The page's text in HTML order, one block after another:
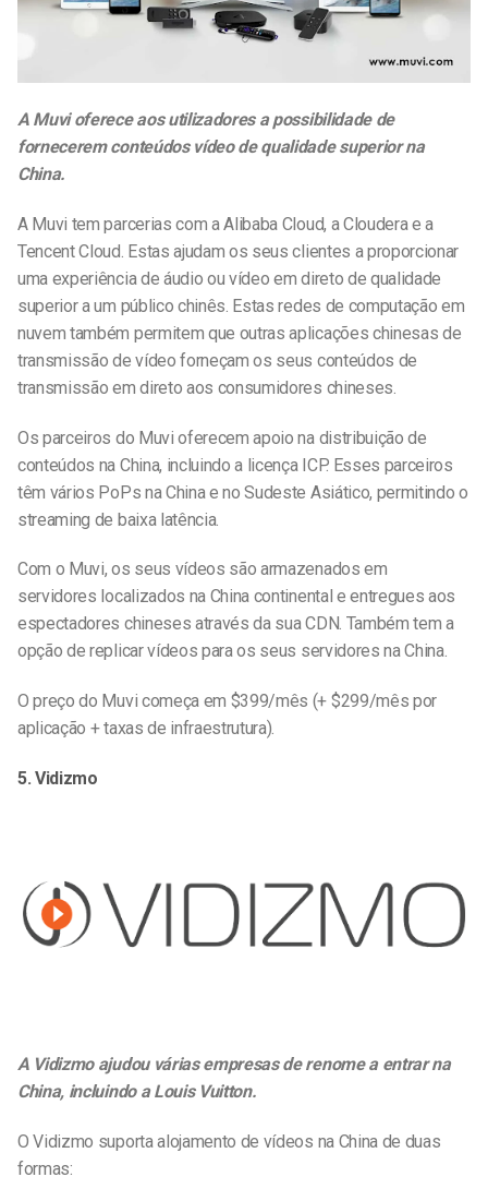
A Muvi oferece aos utilizadores a possibilidade de
fornecerem conteúdos vídeo de qualidade superior na
China.
A Muvi tem parcerias com a Alibaba Cloud, a Cloudera e a
Tencent Cloud. Estas ajudam os seus clientes a proporcionar
uma experiência de áudio ou vídeo em direto de qualidade
superior a um público chinês. Estas redes de computação em
nuvem também permitem que outras aplicações chinesas de
transmissão de vídeo forneçam os seus conteúdos de
transmissão em direto aos consumidores chineses.
Os parceiros do Muvi oferecem apoio na distribuição de
conteúdos na China, incluindo a licença ICP. Esses parceiros
têm vários PoPs na China e no Sudeste Asiático, permitindo o
streaming de baixa latência.
Com o Muvi, os seus vídeos são armazenados em
servidores localizados na China continental e entregues aos
espectadores chineses através da sua CDN. Também tem a
opção de replicar vídeos para os seus servidores na China.
O preço do Muvi começa em $399/mês (+ $299/mês por
aplicação + taxas de infraestrutura).
5. Vidizmo
A Vidizmo ajudou várias empresas de renome a entrar na
China, incluindo a Louis Vuitton.
O Vidizmo suporta alojamento de vídeos na China de duas
formas: